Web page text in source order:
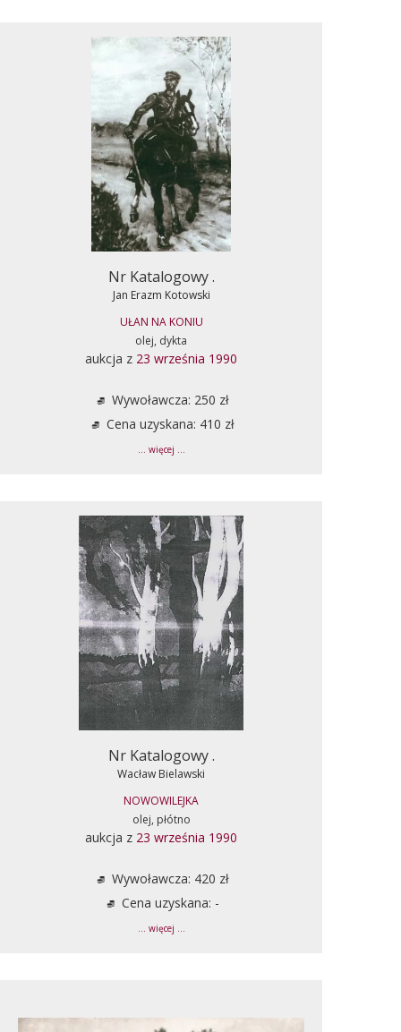
Nr Katalogowy .
Jan Erazm Kotowski
UŁAN NA KONIU
olej, dykta
aukcja z 23 września 1990
Wywoławcza: 250 zł
Cena uzyskana: 410 zł
... więcej ...
Nr Katalogowy .
Wacław Bielawski
NOWOWILEJKA
olej, płótno
aukcja z 23 września 1990
Wywoławcza: 420 zł
Cena uzyskana: -
... więcej ...